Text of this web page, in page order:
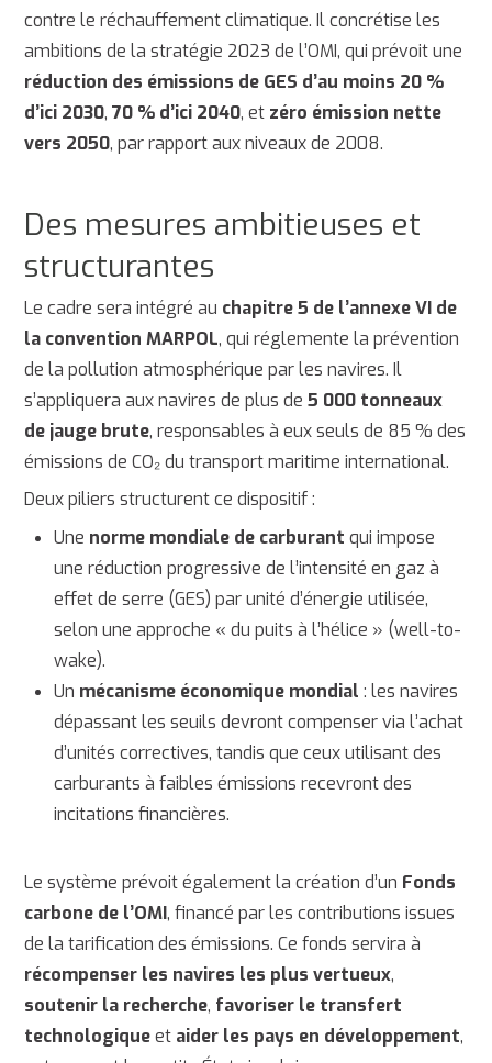
contre le réchauffement climatique. Il concrétise les
ambitions de la stratégie 2023 de l’OMI, qui prévoit une
réduction des émissions de GES d’au moins 20 %
d’ici 2030,70 % d’ici 2040, et zéro émission nette
vers 2050, par rapport aux niveaux de 2008.
Des mesures ambitieuses et
structurantes
Le cadre sera intégré au chapitre 5 de l’annexe VI de
la convention MARPOL, qui réglemente la prévention
de la pollution atmosphérique par les navires. Il
s’appliquera aux navires de plus de5 000 tonneaux
de jauge brute, responsables à eux seuls de 85 % des
émissions de CO₂ du transport maritime international.
Deux piliers structurent ce dispositif :
Une norme mondiale de carburant qui impose
une réduction progressive de l’intensité en gaz à
effet de serre (GES) par unité d’énergie utilisée,
selon une approche « du puits à l’hélice » (well-to-
wake).
Un mécanisme économique mondial : les navires
dépassant les seuils devront compenser via l’achat
d’unités correctives, tandis que ceux utilisant des
carburants à faibles émissions recevront des
incitations financières.
Le système prévoit également la création d’un Fonds
carbone de l’OMI, financé par les contributions issues
de la tarification des émissions. Ce fonds servira à
récompenser les navires les plus vertueux,
soutenir la recherche, favoriser le transfert
technologiqueet aider les pays en développement,